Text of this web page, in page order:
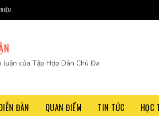
luận của Tập Hợp Dân Chủ Đa
ĐÀN QUAN ĐIỂM TIN TỨC HỌC